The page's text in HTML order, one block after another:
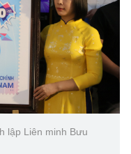
lập Liên minh Bưu